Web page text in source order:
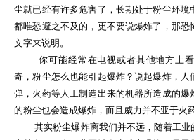
尘就已经有许多危害了，长期处于粉尘环境
都唯恐避之不及的，更不要说爆炸了，那恐
文字来说明。
你可能经常在电视或者其他地方上看
奇，粉尘怎么也能引起爆炸？说起爆炸，人
弹，火药等人工制造出来的机器所造成的爆
的粉尘也会造成爆炸，而且威力并不亚于火药
其实粉尘爆炸离我们并不远，随着工业